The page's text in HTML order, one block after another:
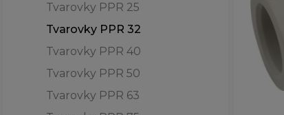
Tvarovky PPR 25
Tvarovky PPR 32
Tvarovky PPR 40
Tvarovky PPR 50
Tvarovky PPR 63